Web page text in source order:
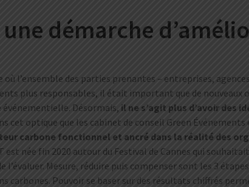
démarche
où l’ensemble des parties prenantes – entreprises,
plus responsables, il était important que de
Désormais, il ne s’agit plus d’avoir des
cet optique que les cabinet de conseil Green
carbone fonctionnel et ancré dans la réalité des
est née fin 2020 autour du Festival de Cannes qui
l’évaluer. Mesure, réduire puis compenser sont les 3
carbones. Pouvoir se baser sur des résultats chiffrés